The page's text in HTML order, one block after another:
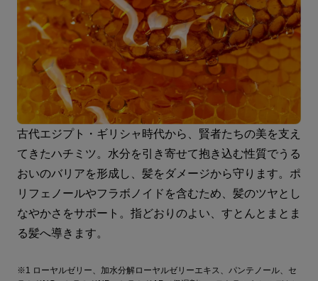
古代エジプト・ギリシャ時代から、賢者たちの美を支え
てきたハチミツ。水分を引き寄せて抱き込む性質でうる
おいのバリアを形成し、髪をダメージから守ります。ポ
リフェノールやフラボノイドを含むため、髪のツヤとし
なやかさをサポート。指どおりのよい、すとんとまとま
る髪へ導きます。
※1 ローヤルゼリー、加水分解ローヤルゼリーエキス、パンテノール、セ